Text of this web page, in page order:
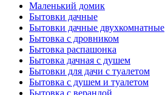
Маленький домик
Бытовки дачные
Бытовки дачные двухкомнатные
Бытовка с дровником
Бытовка распашонка
Бытовка дачная с душем
Бытовки для дачи с туалетом
Бытовка с душем и туалетом
Бытовка с верандой